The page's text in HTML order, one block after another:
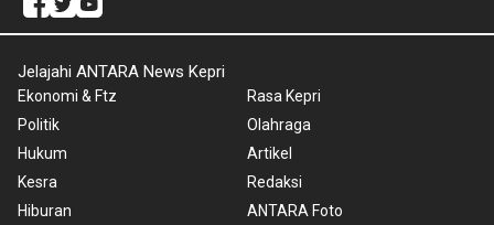
Jelajahi ANTARA News Kepri
Ekonomi & Ftz
Politik
Hukum
Kesra
Hiburan
Rasa Kepri
Olahraga
Artikel
Redaksi
ANTARA Foto